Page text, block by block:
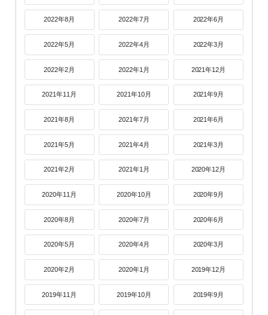
2022年8月 2022年7月 2022年6月
2022年5月 2022年4月 2022年3月
2022年2月 2022年1月 2021年12月
2021年11月 2021年10月 2021年9月
2021年8月 2021年7月 2021年6月
2021年5月 2021年4月 2021年3月
2021年2月 2021年1月 2020年12月
2020年11月 2020年10月 2020年9月
2020年8月 2020年7月 2020年6月
2020年5月 2020年4月 2020年3月
2020年2月 2020年1月 2019年12月
2019年11月 2019年10月 2019年9月